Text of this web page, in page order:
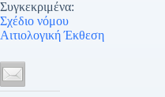
Συγκεκριμένα:
Σχέδιο νόμου
Αιτιολογική Έκθεση